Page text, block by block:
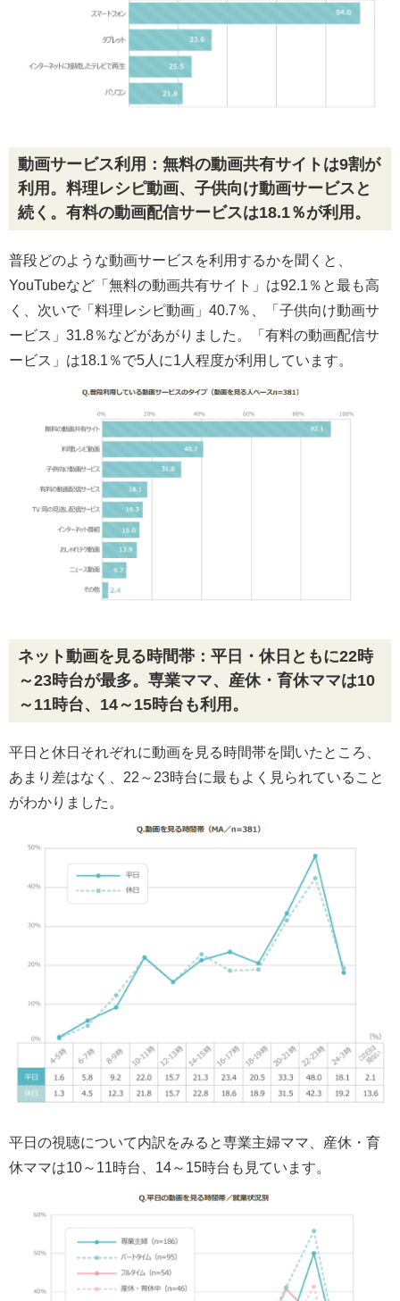
動画サービス利用：無料の動画共有サイトは9割が
利用。料理レシピ動画、子供向け動画サービスと
続く。有料の動画配信サービスは18.1％が利用。
普段どのような動画サービスを利用するかを聞くと、
YouTubeなど「無料の動画共有サイト」は92.1％と最も高
く、次いで「料理レシピ動画」40.7％、「子供向け動画サ
ービス」31.8％などがあがりました。「有料の動画配信サ
ービス」は18.1％で5人に1人程度が利用しています。
ネット動画を見る時間帯：平日・休日ともに22時
～23時台が最多。専業ママ、産休・育休ママは10
～11時台、14～15時台も利用。
平日と休日それぞれに動画を見る時間帯を聞いたところ、
あまり差はなく、22～23時台に最もよく見られていること
がわかりました。
平日の視聴について内訳をみると専業主婦ママ、産休・育
休ママは10～11時台、14～15時台も見ています。